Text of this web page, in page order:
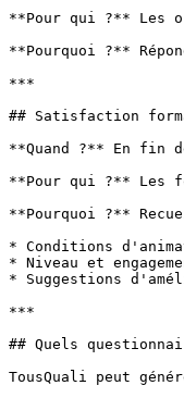
**Pour qui ?** Les
**Pourquoi ?**
***
## Satisfaction
**Quand ?** En fin
**Pour qui ?** Les
**Pourquoi ?**
* Conditions
* Niveau et
* Suggestions
***
## Quels
TousQuali peut